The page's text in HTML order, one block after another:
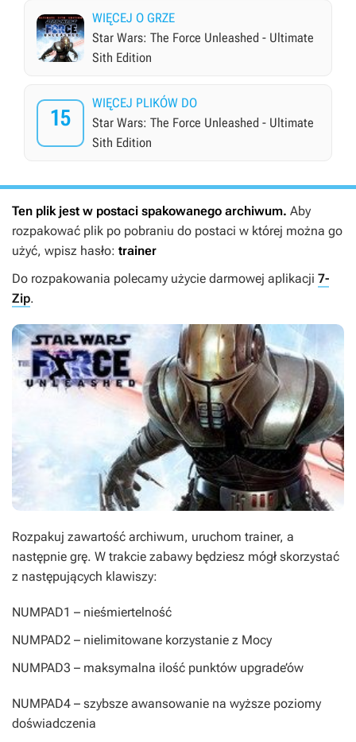
WIĘCEJ O GRZE
Star Wars: The Force Unleashed - Ultimate
Sith Edition
15
WIĘCEJ PLIKÓW DO
Star Wars: The Force Unleashed - Ultimate
Sith Edition
Ten plik jest w postaci spakowanego archiwum. Aby
rozpakować plik po pobraniu do postaci w której można go
użyć, wpisz hasło: trainer
Do rozpakowania polecamy użycie darmowej aplikacji 7-
Zip.
Rozpakuj zawartość archiwum, uruchom trainer, a
następnie grę. W trakcie zabawy będziesz mógł skorzystać
z następujących klawiszy:
NUMPAD1 – nieśmiertelność
NUMPAD2 – nielimitowane korzystanie z Mocy
NUMPAD3 – maksymalna ilość punktów upgrade’ów
NUMPAD4 – szybsze awansowanie na wyższe poziomy
doświadczenia